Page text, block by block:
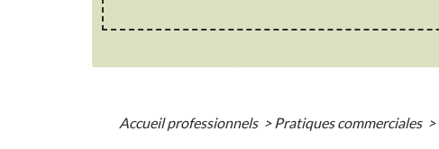
Accueil professionnels > Pratiques commerciales >